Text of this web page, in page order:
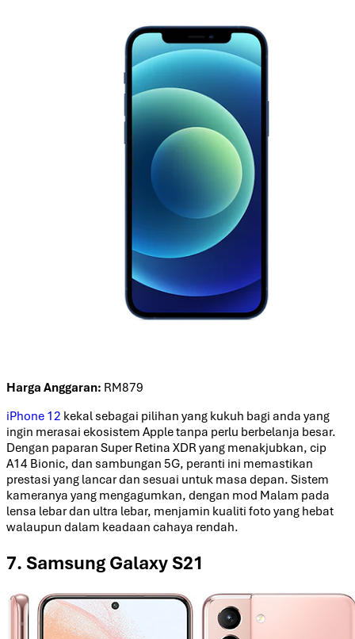
Harga Anggaran: RM879
iPhone 12 kekal sebagai pilihan yang kukuh bagi anda yang
ingin merasai ekosistem Apple tanpa perlu berbelanja besar.
Dengan paparan Super Retina XDR yang menakjubkan, cip
A14 Bionic, dan sambungan 5G, peranti ini memastikan
prestasi yang lancar dan sesuai untuk masa depan. Sistem
kameranya yang mengagumkan, dengan mod Malam pada
lensa lebar dan ultra lebar, menjamin kualiti foto yang hebat
walaupun dalam keadaan cahaya rendah.
7. Samsung Galaxy S21